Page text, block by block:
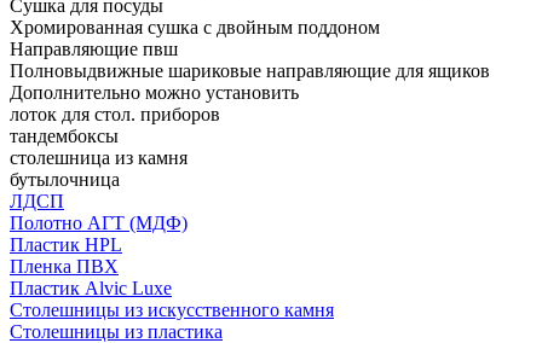
Сушка для посуды
Хромированная сушка с двойным поддоном
Направляющие пвш
Полновыдвижные шариковые направляющие для ящиков
Дополнительно можно установить
лоток для стол. приборов
тандембоксы
столешница из камня
бутылочница
ЛДСП
Полотно АГТ (МДФ)
Пластик HPL
Пленка ПВХ
Пластик Alvic Luxe
Столешницы из искусственного камня
Столешницы из пластика